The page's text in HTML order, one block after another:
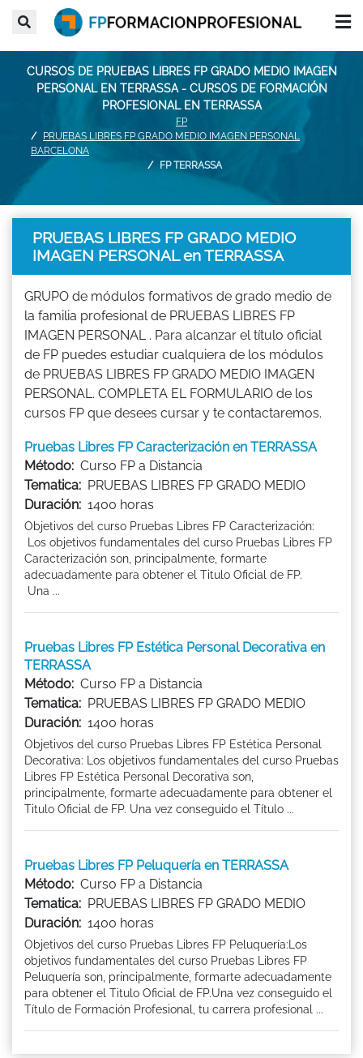
CURSOS DE PRUEBAS LIBRES FP GRADO MEDIO IMAGEN
PERSONAL EN TERRASSA - CURSOS DE FORMACIÓN
PROFESIONAL EN TERRASSA
FP
PRUEBAS LIBRES FP GRADO MEDIO IMAGEN PERSONAL
BARCELONA
FP TERRASSA
PRUEBAS LIBRES FP GRADO MEDIO
IMAGEN PERSONAL en TERRASSA
GRUPO de módulos formativos de grado medio de
la familia profesional de PRUEBAS LIBRES FP
IMAGEN PERSONAL . Para alcanzar el título oficial
de FP puedes estudiar cualquiera de los módulos
de PRUEBAS LIBRES FP GRADO MEDIO IMAGEN
PERSONAL. COMPLETA EL FORMULARIO de los
cursos FP que desees cursar y te contactaremos.
Pruebas Libres FP Caracterización en TERRASSA
Método: Curso FP a Distancia
Tematica: PRUEBAS LIBRES FP GRADO MEDIO
Duración: 1400 horas
Objetivos del curso Pruebas Libres FP Caracterización:
Los objetivos fundamentales del curso Pruebas Libres FP
Caracterización son, principalmente, formarte
adecuadamente para obtener el Titulo Oficial de FP.
Una ...
Pruebas Libres FP Estética Personal Decorativa en
TERRASSA
Método: Curso FP a Distancia
Tematica: PRUEBAS LIBRES FP GRADO MEDIO
Duración: 1400 horas
Objetivos del curso Pruebas Libres FP Estética Personal
Decorativa: Los objetivos fundamentales del curso Pruebas
Libres FP Estética Personal Decorativa son,
principalmente, formarte adecuadamente para obtener el
Titulo Oficial de FP. Una vez conseguido el Título ...
Pruebas Libres FP Peluquería en TERRASSA
Método: Curso FP a Distancia
Tematica: PRUEBAS LIBRES FP GRADO MEDIO
Duración: 1400 horas
Objetivos del curso Pruebas Libres FP Peluquería:Los
objetivos fundamentales del curso Pruebas Libres FP
Peluquería son, principalmente, formarte adecuadamente
para obtener el Titulo Oficial de FP.Una vez conseguido el
Título de Formación Profesional, tu carrera profesional ...